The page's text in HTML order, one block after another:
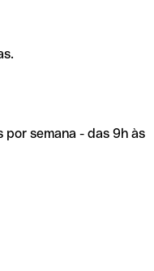
semana - das 9h às